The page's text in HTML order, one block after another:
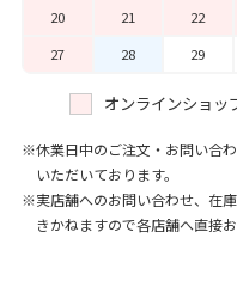
20
21 22
27
28 29
オンラインショッ
休業日中のご注文・お問い合
いただいております。
実店舗へのお問い合わせ、在
きかねますので各店舗へ直接